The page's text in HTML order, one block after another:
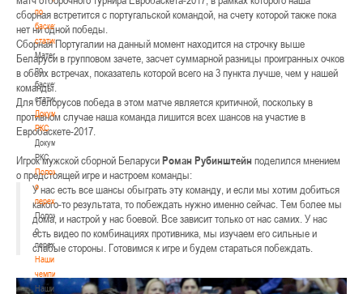
по
баскетбольной
статистике
Материалы
по
баскетбольной
статистике
Документы
РКС
Документы
РКС
Положение
о
переходах
Положение
о
переходах
Наши
чемпионы
Наши
сборная встретится с португальской командой, на счету которой также пока
нет ни одной победы.
Сборная Португалии на данный момент находится на строчку выше
Беларуси в групповом зачете, засчет суммарной разницы проигранных очков
в обеих встречах, показатель которой всего на 3 пункта лучше, чем у нашей
команды.
Для белорусов победа в этом матче является критичной, поскольку в
противном случае наша команда лишится всех шансов на участие в
Евробаскете-2017.
Игрок мужской сборной БеларусиРоман Рубинштейнподелился мнением
о предстоящей игре и настроем команды:
У нас есть все шансы обыграть эту команду, и если мы хотим добиться
какого-то результата, то побеждать нужно именно сейчас. Тем более мы
дома, и настрой у нас боевой. Все зависит только от нас самих. У нас
есть видео по комбинациях противника, мы изучаем его сильные и
слабые стороны. Готовимся к игре и будем стараться побеждать.